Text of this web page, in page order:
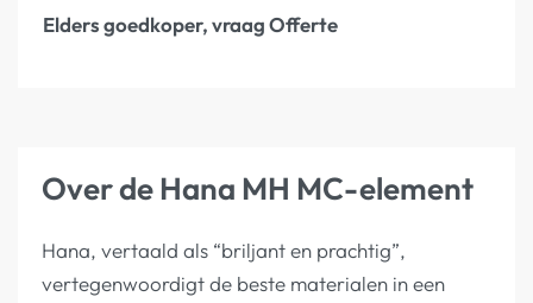
Elders goedkoper, vraag Offerte
Over de Hana MH MC-element
Hana, vertaald als “briljant en prachtig”,
vertegenwoordigt de beste materialen in een